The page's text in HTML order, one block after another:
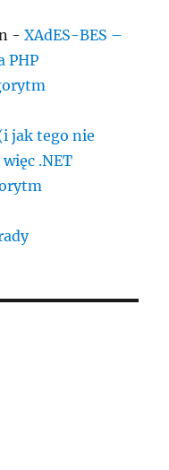
-XAdES-BES –
PHP
jak tego nie
więc .NET